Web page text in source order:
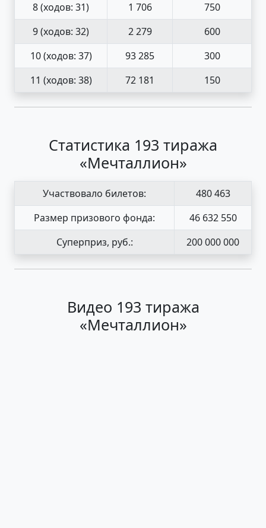
8(ходов: 31) 1 706
750
9(ходов: 32) 2 279
600
10(ходов: 37) 93 285
300
11 (ходов: 38) 72 181 150
Статистика 193 тиража
«Мечталлион»
Участвовало билетов:
480 463
Размер призового фонда:
46 632 550
Суперприз, руб.:
200 000 000
Видео 193 тиража
«Мечталлион»